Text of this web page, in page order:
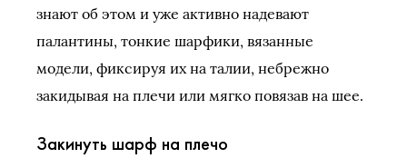
знают об этом и уже активно надевают
палантины, тонкие шарфики, вязанные
модели, фиксируя их на талии, небрежно
закидывая на плечи или мягко повязав на шее.
Закинуть шарф на плечо